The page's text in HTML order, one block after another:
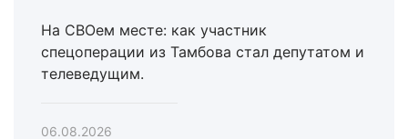
На СВОем месте: как участник
спецоперации из Тамбова стал депутатом и
телеведущим.
06.08.2026